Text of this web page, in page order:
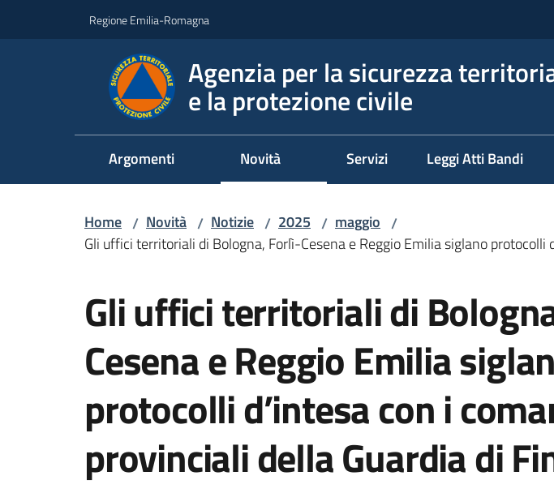
Regione Emilia-Romagna
Agenzia per la sicurezza
e la protezione civile
Argomenti Novità Servizi Leggi Atti Bandi
Home / Novità / Notizie / 2025 / maggio /
Gli uffici territoriali di Bologna, Forlì-Cesena e Reggio Emilia siglano
Gli uffici territoriali di
Cesena e Reggio Emilia
protocolli d’intesa con i
provinciali della Guardia di